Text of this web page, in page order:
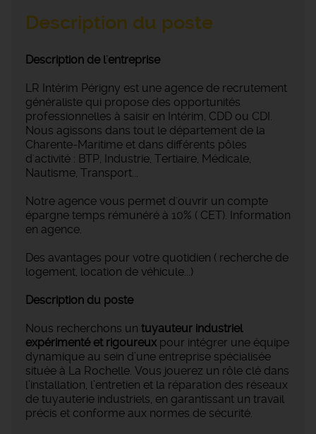
Description du poste
Description de l'entreprise
LR Intérim Périgny est une agence de recrutement
généraliste qui propose des opportunités
professionnelles à saisir en Intérim, CDD ou CDI.
Nous agissons dans tout le département de la
Charente-Maritime et dans différents pôles
d'activité : BTP, Industrie, Tertiaire, Médicale,
Nautisme, Transport...
Notre agence vous permet d'ouvrir un compte
épargne temps rémunéré à 10% ( CET). Information
en agence.
Des avantages pour votre quotidien ( recherche de
logement, location de véhicule...)
Description du poste
Nous recherchons un tuyauteur industriel
expérimenté et rigoureux pour intégrer une équipe
dynamique au sein d’une entreprise spécialisée
située à La Rochelle. Vous jouerez un rôle clé dans
l’installation, l’entretien et la réparation des réseaux
de tuyauterie industriels, en garantissant un travail
précis et conforme aux normes de sécurité.